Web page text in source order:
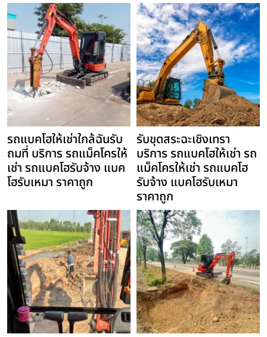
รถแบคโฮให้เช่าใกล้ฉันรับ
ถมที่ บริการ รถแม็คโครให้
เช่า รถแบคโฮรับจ้าง แบค
โฮรับเหมา ราคาถูก
รับขุดสระฉะเชิงเทรา
บริการ รถแบคโฮให้เช่า รถ
แม็คโครให้เช่า รถแบคโฮ
รับจ้าง แบคโฮรับเหมา
ราคาถูก